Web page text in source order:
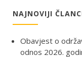
NAJNOVIJI
Obavjest o
odnos 2026.